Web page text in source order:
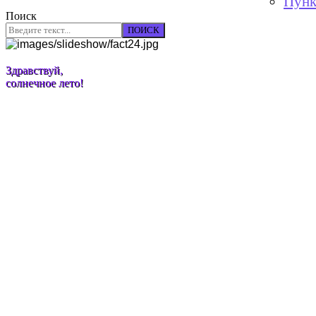
Поиск
ПОИСК
Здравствуй,
солнечное лето!